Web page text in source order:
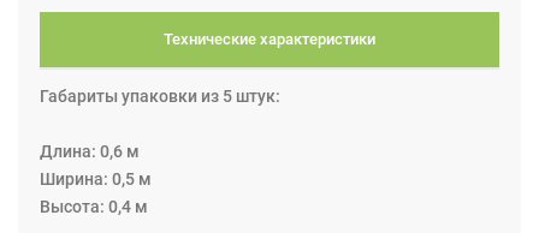
Технические характеристики
Габариты упаковки из 5 штук:
Длина: 0,6 м
Ширина: 0,5 м
Высота: 0,4 м